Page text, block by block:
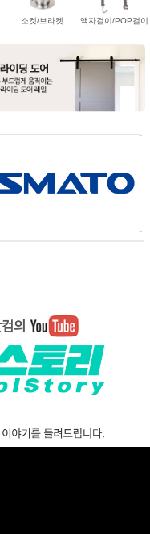
소켓/브라켓 액자걸이/POP걸이